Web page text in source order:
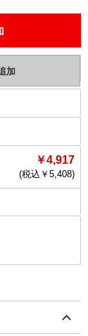
￥4,917
(税込￥ 5,408)